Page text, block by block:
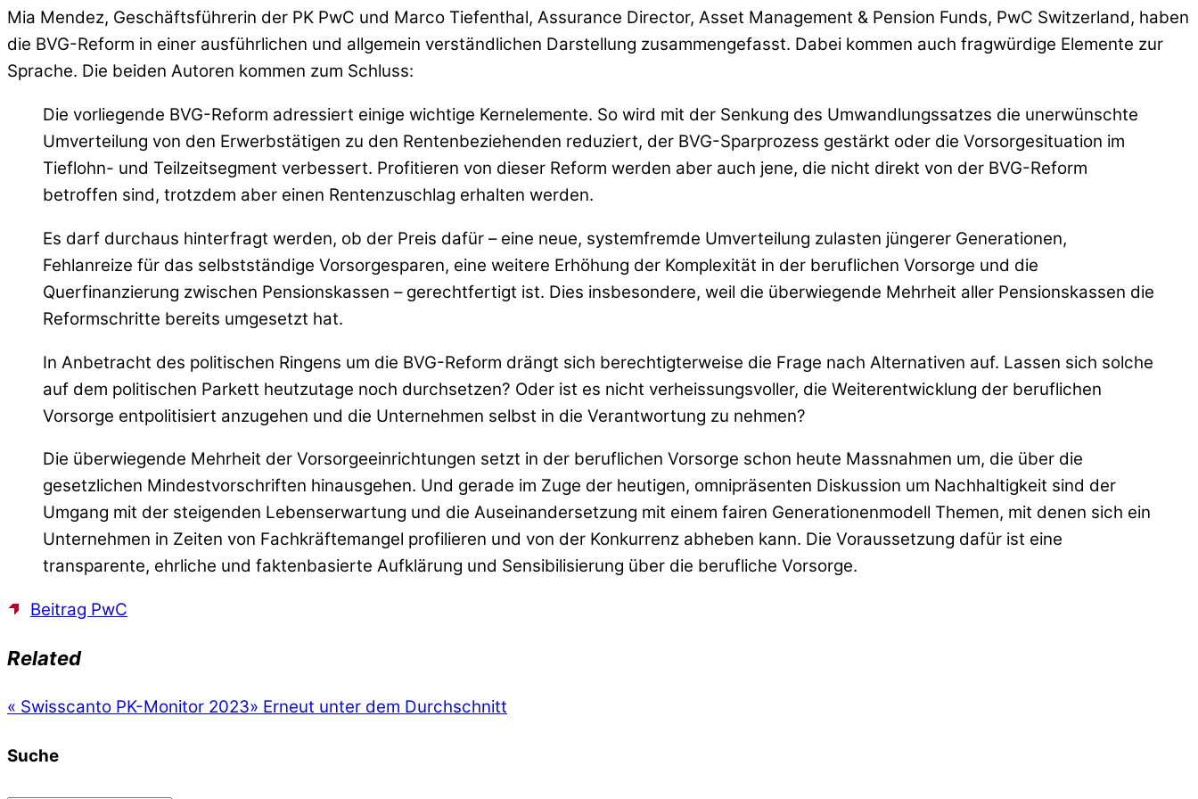
Mia Mendez, Geschäftsführerin der PK PwC und Marco Tiefenthal, Assurance Director, Asset Management & Pension Funds, PwC Switzerland, haben
die BVG-Reform in einer ausführlichen und allgemein verständlichen Darstellung zusammengefasst. Dabei kommen auch fragwürdige Elemente zur
Sprache. Die beiden Autoren kommen zum Schluss:
Die vorliegende BVG-Reform adressiert einige wichtige Kernelemente. So wird mit der Senkung des Umwandlungssatzes die unerwünschte
Umverteilung von den Erwerbstätigen zu den Rentenbeziehenden reduziert, der BVG-Sparprozess gestärkt oder die Vorsorgesituation im
Tieflohn- und Teilzeitsegment verbessert. Profitieren von dieser Reform werden aber auch jene, die nicht direkt von der BVG-Reform
betroffen sind, trotzdem aber einen Rentenzuschlag erhalten werden.
Es darf durchaus hinterfragt werden, ob der Preis dafür – eine neue, systemfremde Umverteilung zulasten jüngerer Generationen,
Fehlanreize für das selbstständige Vorsorgesparen, eine weitere Erhöhung der Komplexität in der beruflichen Vorsorge und die
Querfinanzierung zwischen Pensionskassen – gerechtfertigt ist. Dies insbesondere, weil die überwiegende Mehrheit aller Pensionskassen die
Reformschritte bereits umgesetzt hat.
In Anbetracht des politischen Ringens um die BVG-Reform drängt sich berechtigterweise die Frage nach Alternativen auf. Lassen sich solche
auf dem politischen Parkett heutzutage noch durchsetzen? Oder ist es nicht verheissungsvoller, die Weiterentwicklung der beruflichen
Vorsorge entpolitisiert anzugehen und die Unternehmen selbst in die Verantwortung zu nehmen?
Die überwiegende Mehrheit der Vorsorgeeinrichtungen setzt in der beruflichen Vorsorge schon heute Massnahmen um, die über die
gesetzlichen Mindestvorschriften hinausgehen. Und gerade im Zuge der heutigen, omnipräsenten Diskussion um Nachhaltigkeit sind der
Umgang mit der steigenden Lebenserwartung und die Auseinandersetzung mit einem fairen Generationenmodell Themen, mit denen sich ein
Unternehmen in Zeiten von Fachkräftemangel profilieren und von der Konkurrenz abheben kann. Die Voraussetzung dafür ist eine
transparente, ehrliche und faktenbasierte Aufklärung und Sensibilisierung über die berufliche Vorsorge.
Beitrag PwC
Related
« Swisscanto PK-Monitor 2023» Erneut unter dem Durchschnitt
Suche